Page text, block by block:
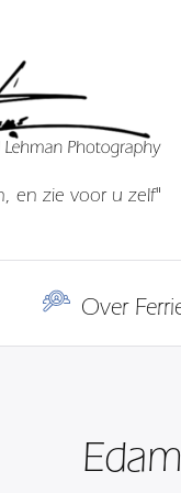
en zie voor u zelf"
Over